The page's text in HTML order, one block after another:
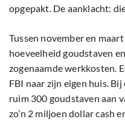
opgepakt. De aanklacht:
Tussen november en
hoeveelheid goudstaven
zogenaamde werkkosten.
FBI naar zijn eigen huis.
ruim 300 goudstaven aan
zo’n 2 miljoen dollar cash